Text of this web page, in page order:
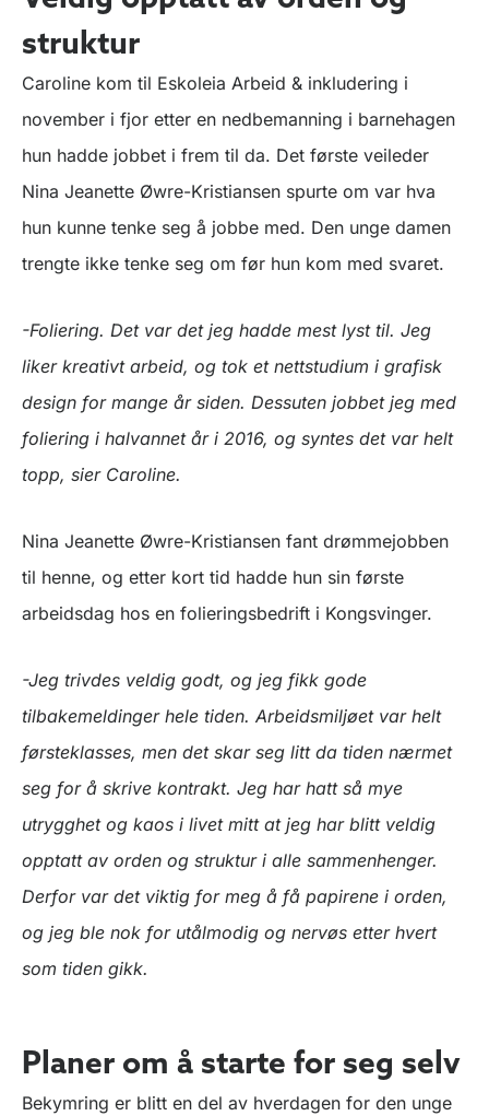
struktur
Caroline kom til Eskoleia Arbeid & inkludering i
november i fjor etter en nedbemanning i barnehagen
hun hadde jobbet i frem til da. Det første veileder
Nina Jeanette Øwre-Kristiansen spurte om var hva
hun kunne tenke seg å jobbe med. Den unge damen
trengte ikke tenke seg om før hun kom med svaret.
-Foliering. Det var det jeg hadde mest lyst til. Jeg
liker kreativt arbeid, og tok et nettstudium i grafisk
design for mange år siden. Dessuten jobbet jeg med
foliering i halvannet år i 2016, og syntes det var helt
topp, sier Caroline.
Nina Jeanette Øwre-Kristiansen fant drømmejobben
til henne, og etter kort tid hadde hun sin første
arbeidsdag hos en folieringsbedrift i Kongsvinger.
-Jeg trivdes veldig godt, og jeg fikk gode
tilbakemeldinger hele tiden. Arbeidsmiljøet var helt
førsteklasses, men det skar seg litt da tiden nærmet
seg for å skrive kontrakt. Jeg har hatt så mye
utrygghet og kaos i livet mitt at jeg har blitt veldig
opptatt av orden og struktur i alle sammenhenger.
Derfor var det viktig for meg å få papirene i orden,
og jeg ble nok for utålmodig og nervøs etter hvert
som tiden gikk.
Planer om å starte for seg selv
Bekymring er blitt en del av hverdagen for den unge